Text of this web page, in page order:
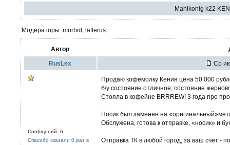
Mahlkonig k22
Модераторы: morbid, latterus
Автор
RusLex Ср
Сообщений: 6
Спасибо сказали 0 раз в
Продаю кофемолку Кения цена 50 000
б/у состояние отличное, состояние
Стояла в кофейне BRRREW! 3 года про
Носик был заменен на
Обслужена, готова к отправке, «носик» и
Отправка ТК в любой город, за ваш счет -